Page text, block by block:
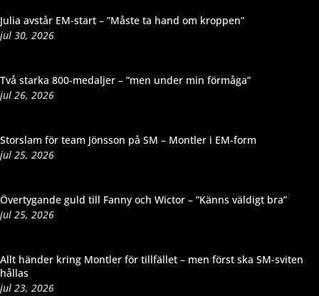
Julia avstår EM-start – ”Måste ta hand om kroppen”
jul 30, 2026
Två starka 800-medaljer – ”men under min förmåga”
jul 26, 2026
Storslam för team Jönsson på SM – Montler i EM-form
jul 25, 2026
Övertygande guld till Fanny och Wictor – ”Känns väldigt bra”
jul 25, 2026
Allt händer kring Montler för tillfället – men först ska SM-sviten
hållas
jul 23, 2026